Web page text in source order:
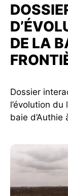
DE LA
Dossier
l’évolution
baie